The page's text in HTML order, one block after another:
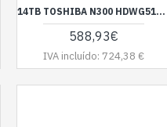
14TB TOSHIBA N300 HDWG51EEZSTA 7200RPM 512MB RETAIL
588,93€
IVA incluído: 724,38 €